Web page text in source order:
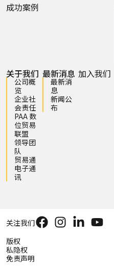
成功案例
关于我们
公司概
览
企业社
会责任
PAA 数
位贸易
联盟
领导团
队
贸易通
电子通
讯
最新消息
最新消
息
新闻公
布
加入我们
版权
私隐权
免责声明
关注我们